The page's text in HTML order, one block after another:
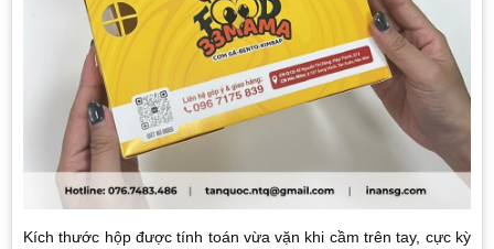
Kích thước hộp được tính toán vừa vặn khi cầm trên tay, cực kỳ